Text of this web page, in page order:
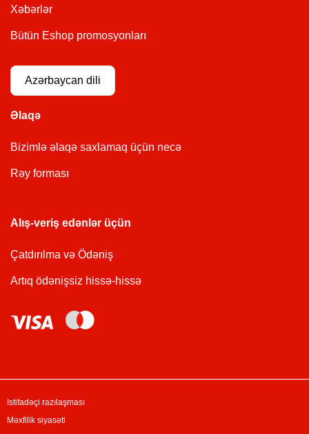
Xəbərlər
Bütün Eshop promosyonları
Azərbaycan dili
Əlaqə
Bizimlə əlaqə saxlamaq üçün necə
Rəy forması
Alış-veriş edənlər üçün
Çatdırılma və Ödəniş
Artıq ödənişsiz hissə-hissə
Istifadəçi razılaşması
Məxfilik siyasəti